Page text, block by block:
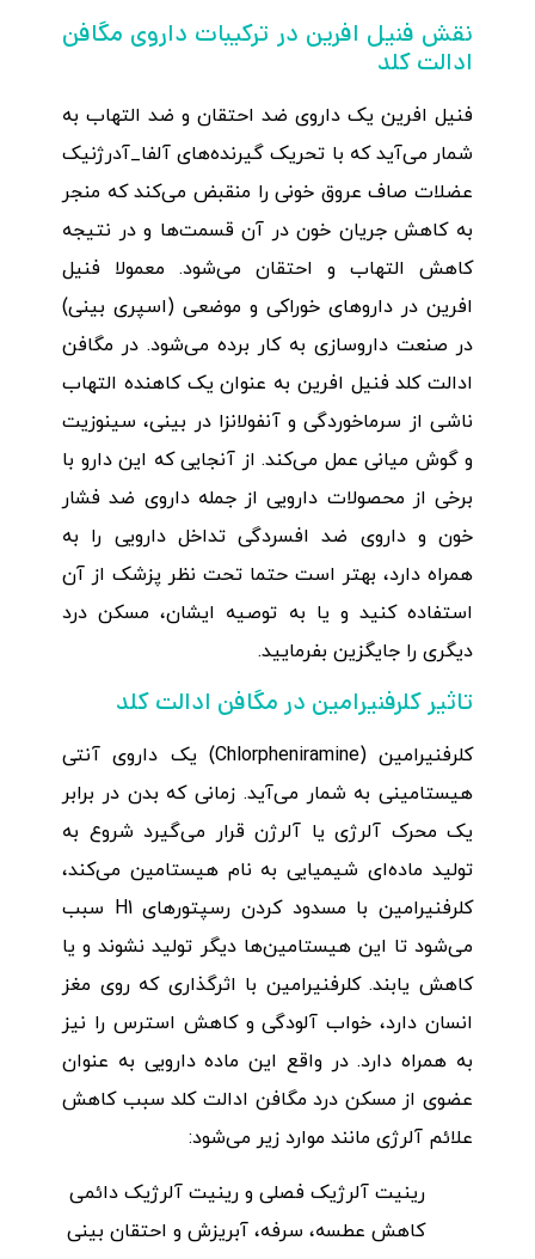
نقش فنیل افرین در ترکیبات داروی مگافن
ادالت کلد
فنیل افرین یک داروی ضد احتقان و ضد التهاب به
شمار می‌آید که با تحریک گیرنده‌های آلفا_آدرژنیک
عضلات صاف عروق خونی را منقبض می‌کند که منجر
به کاهش جریان خون در آن قسمت‌ها و در نتیجه
کاهش التهاب و احتقان می‌شود. معمولا فنیل
افرین در داروهای خوراکی و موضعی (اسپری بینی)
در صنعت داروسازی به کار برده می‌شود. در مگافن
ادالت کلد فنیل افرین به عنوان یک کاهنده التهاب
ناشی از سرماخوردگی و آنفولانزا در بینی، سینوزیت
و گوش میانی عمل‌ می‌کند. از آنجایی که این دارو با
برخی از محصولات دارویی از جمله داروی ضد فشار
خون و داروی ضد افسردگی تداخل دارویی را به
همراه دارد، بهتر است حتما تحت نظر پزشک از آن
استفاده کنید و یا به توصیه ایشان، مسکن درد
دیگری را جایگزین بفرمایید.
تاثیر کلرفنیرامین در مگافن ادالت کلد
کلرفنیرامین (Chlorpheniramine) یک داروی آنتی
هیستامینی به شمار می‌آید. زمانی که بدن در برابر
یک محرک آلرژی یا آلرژن قرار می‌گیرد شروع به
تولید ماده‌ای شیمیایی به نام هیستامین می‌کند،
کلرفنیرامین با مسدود کردن رسپتورهای H1 سبب
می‌شود تا این هیستامین‌ها دیگر تولید نشوند و یا
کاهش یابند. کلرفنیرامین با اثرگذاری که روی مغز
انسان دارد، خواب آلودگی و کاهش استرس را نیز
به همراه دارد. در واقع این ماده دارویی به عنوان
عضوی از مسکن درد مگافن ادالت کلد سبب کاهش
علائم آلرژی مانند موارد زیر می‌شود:
رینیت آلرژیک فصلی و رینیت آلرژیک دائمی
کاهش عطسه، سرفه، آبریزش و احتقان بینی